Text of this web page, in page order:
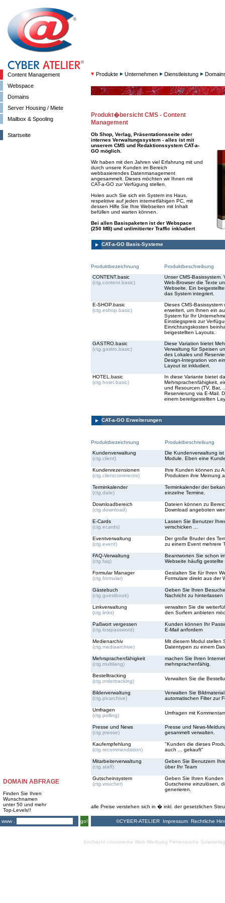
Content Management
Webspace
Domains
Server Housing / Miete
Mailbox & Spooling
Startseite
DOMAIN ABFRAGE
Finden Sie Ihren
Wunschnamen
unter 50 und mehr
Top-Levels!!
www .
go!
Produkte Unternehmen Dienstleistung
Produkt�bersicht CMS - Content
Management
Ob Shop, Verlag, Präsentationsseite oder
internes Verwaltungssystem - alles ist mit
unserem CMS und Redaktionssystem CAT-a-
GO möglich.
Wir haben mit den Jahren viel Erfahrung mit und
durch unsere Kunden im Bereich
webbasierendes Datenmanagement
angesammelt. Dieses möchten wir Ihnen mit
CAT-a-GO zur Verfügung stellen.
Holen auch Sie sich ein System ins Haus,
respektive auf jeden internetfähigen PC, mit
dessen Hilfe Sie Ihre Webseiten mit Inhalt
befüllen und warten können.
Bei allen Basispaketen ist der Webspace
(250 MB) und unlimitierter Traffic inkludiert
CAT-a-GO Basis-Systeme
Produktbezeichnung
Produktbeschreibung
CONTENT.basic
(ctg.content.basic)
Unser CMS-Basissystem.
Web-Browser die Texte
Webseite. Ein
das System integriert.
E-SHOP.basic
(ctg.eshop.basic)
Dieses CMS-
erweitert, um Ihnen ein
System für Ihr
Einstiegspreis zur
Einrichtungskosten
beigestellten Layouts.
GASTRO.basic
(ctg.gastro.basic)
Diese Variation bietet
Verwaltung für Speisen
des Lokales und
Design-Integration von
Layout ist inkludiert.
HOTEL.basic
(ctg.hotel.basic)
In diese Variante bietet
Mehrsprachenfähigkeit,
und Resourcen (TV, Bar,
Reservierung via E-Mail.
einem bereitgestellten
CAT-a-GO Erweiterungen
Produktbezeichnung
Produktbeschreibung
Kundenverwaltung
(ctg.client)
Die Kundenverwaltung
Module. Eben eine
Kundenrezensionen
(ctg.clientcomments)
Ihre Kunden können zu
Produkten ihre Meinung
Terminkalender
(ctg.date)
Terminkalender der
einzelne Termine.
Downloadbereich
(ctg.download)
Dateien können zu
Download angeboten
E-Cards
(ctg.ecards)
Lassen Sie Benutzer
verschicken ...
Eventverwaltung
(ctg.event)
Der große Bruder des
zu einem Event mehrere
FAQ-Verwaltung
(ctg.faq)
Beantworten Sie schon
Webseite häufig gestellte
Formular Manager
(ctg.formular)
Gestalten Sie für Ihren
Formulare direkt aus der
Gästebuch
(ctg.guestbook)
Geben Sie Ihren
Nachricht zu hinterlassen
Linkverwaltung
(ctg.links)
verwalten Sie die
den Surfern anbieten
Paßwort vergessen
(ctg.lostpassword)
Kunden können Ihr
E-Mail anfordern
Medienarchiv
(ctg.mediaarchive)
Mit diesem Modul stellen
Datentypen zu einem
Mehrsprachenfähigkeit
(ctg.multilang)
machen Sie Ihren
mehrsprachenfähig.
Bestelltracking
(ctg.ordertracking)
Verwalten Sie die
Bilderverwaltung
(ctg.picarchive)
Verwalten Sie
automatischen Filter zur
Umfragen
(ctg.polling)
Umfragen mit
Presse und News
(ctg.presse)
Presse und News-
gesammelt verwalten.
Kaufempfehlung
(ctg.recommendation)
"Kunden die dieses
auch ... gekauft"
Mitarbeiterverwaltung
(ctg.staff)
Geben Sie Benutzern
über Ihr Team
Gutscheinsystem
(ctg.voucher)
Geben Sie Ihren Kunden
Gutscheine einzulösen,
generieren.
alle Preise verstehen sich in � inkl. der gesetzlichen
©CYBER-ATELIER Impressum Rechtliche
hochacht crossmedia Web-Werbung Firmensuche